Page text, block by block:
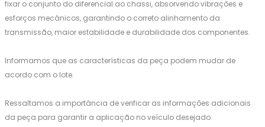
fixar o conjunto do diferencial ao chassi, absorvendo vibrações e
esforços mecânicos, garantindo o correto alinhamento da
transmissão, maior estabilidade e durabilidade dos componentes.
Informamos que as características da peça podem mudar de
acordo com o lote.
Ressaltamos a importância de verificar as informações adicionais
da peça para garantir a aplicação no veículo desejado.